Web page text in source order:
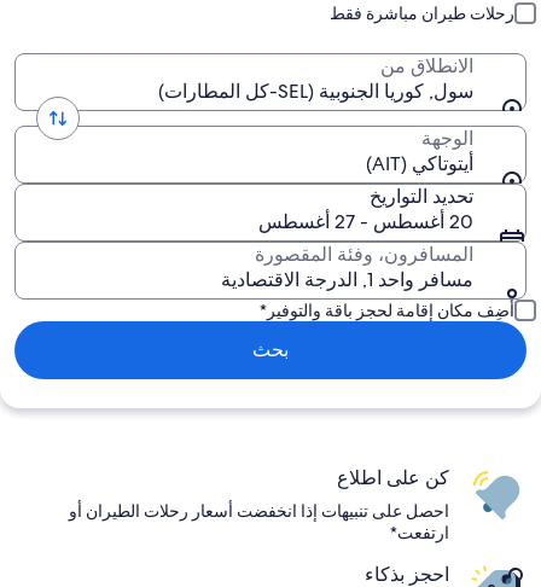
رحلات طيران مباشرة فقط
الانطلاق من
سول, كوريا الجنوبية (SEL-كل المطارات)
الوجهة
أيتوتاكي (AIT)
تحديد التواريخ
20 أغسطس - 27 أغسطس
المسافرون، وفئة المقصورة
مسافر واحد 1, الدرجة الاقتصادية
أضِف مكان إقامة لحجز باقة والتوفير*
بحث
كن على اطلاع
احصل على تنبيهات إذا انخفضت أسعار رحلات الطيران أو
ارتفعت*
احجز بذكاء